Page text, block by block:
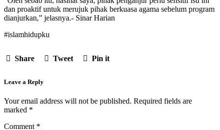
dan proaktif untuk merujuk pihak berkuasa agama sebelum program
dianjurkan,” jelasnya.- Sinar Harian
#islamhidupku
Share Tweet Pin it
Leave a Reply
Your email address will not be published. Required fields are
marked *
Comment *